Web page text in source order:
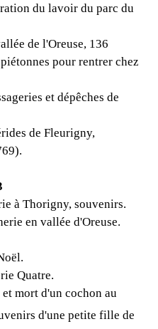
du lavoir du parc du
de l'Oreuse, 136
pour rentrer chez
et dépêches de
de Fleurigny,
à Thorigny, souvenirs.
en vallée d'Oreuse.
Quatre.
mort d'un cochon au
d'une petite fille de